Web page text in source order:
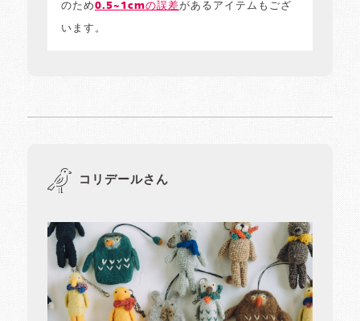
のため0.5~1cmの誤差があるアイテムもござ
います。
コリデールさん